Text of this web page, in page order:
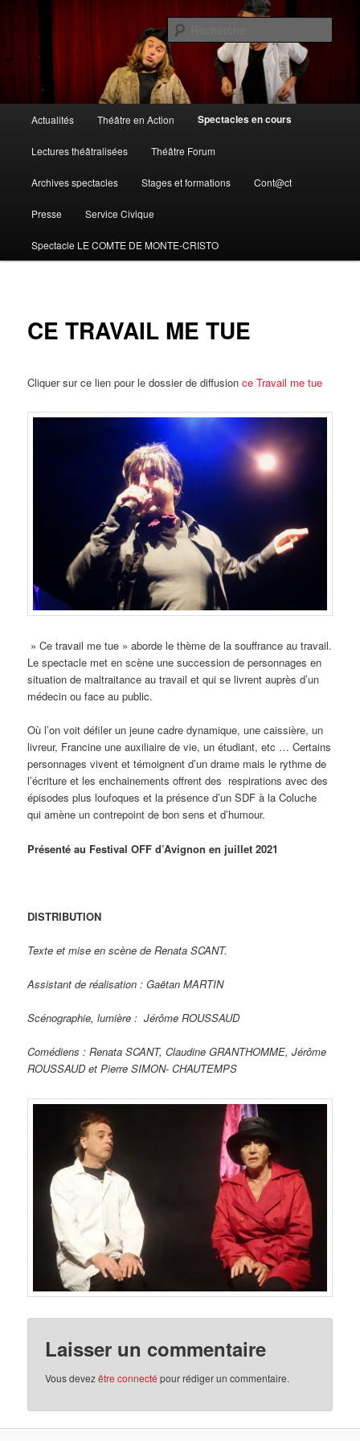
Théâtre en action
principal
Aller
au
contenu
Actualités Théâtre en Action Spectacles en cours
Lectures théâtralisées Théâtre Forum
Archives spectacles Stages et formations Cont@ct
Presse Service Civique
Spectacle LE COMTE DE MONTE-CRISTO
CE TRAVAIL ME TUE
Cliquer sur ce lien pour le dossier de diffusionce Travail me tue
» Ce travail me tue » aborde le thème de la souffrance au travail.
Le spectacle met en scène une succession de personnages en
situation de maltraitance au travail et qui se livrent auprès d’un
médecin ou face au public.
Où l’on voit défiler un jeune cadre dynamique, une caissière, un
livreur, Francine une auxiliaire de vie, un étudiant, etc … Certains
personnages vivent et témoignent d’un drame mais le rythme de
l’écriture et les enchainements offrent des respirations avec des
épisodes plus loufoques et la présence d’un SDF à la Coluche
qui amène un contrepoint de bon sens et d’humour.
Présenté au Festival OFF d’Avignon en juillet 2021
DISTRIBUTION
Texte et mise en scène de Renata SCANT.
Assistant de réalisation : Gaëtan MARTIN
Scénographie, lumière : Jérôme ROUSSAUD
Comédiens : Renata SCANT, Claudine GRANTHOMME, Jérôme
ROUSSAUD et Pierre SIMON- CHAUTEMPS
Laisser un commentaire
Vous devezêtre connecté pour rédiger un commentaire.